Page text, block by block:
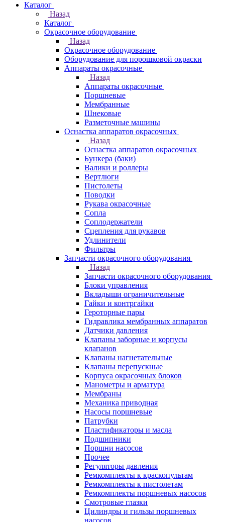
Каталог
Назад
Каталог
Окрасочное оборудование
Назад
Окрасочное оборудование
Оборудование для порошковой окраски
Аппараты окрасочные
Назад
Аппараты окрасочные
Поршневые
Мембранные
Шнековые
Разметочные машины
Оснастка аппаратов окрасочных
Назад
Оснастка аппаратов окрасочных
Бункера (баки)
Валики и роллеры
Вертлюги
Пистолеты
Поводки
Рукава окрасочные
Сопла
Соплодержатели
Сцепления для рукавов
Удлинители
Фильтры
Запчасти окрасочного оборудования
Назад
Запчасти окрасочного оборудования
Блоки управления
Вкладыши ограничительные
Гайки и контргайки
Героторные пары
Гидравлика мембранных аппаратов
Датчики давления
Клапаны заборные и корпусы
клапанов
Клапаны нагнетательные
Клапаны перепускные
Корпуса окрасочных блоков
Манометры и арматура
Мембраны
Механика приводная
Насосы поршневые
Патрубки
Пластификаторы и масла
Подшипники
Поршни насосов
Прочее
Регуляторы давления
Ремкомплекты к краскопультам
Ремкомплекты к пистолетам
Ремкомплекты поршневых насосов
Смотровые глазки
Цилиндры и гильзы поршневых
насосов